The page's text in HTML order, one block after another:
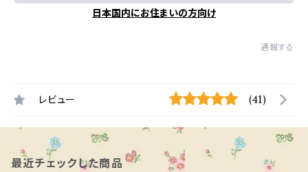
日本国内にお住まいの方向け
通報する
レビュー (41)
最近チェックした商品